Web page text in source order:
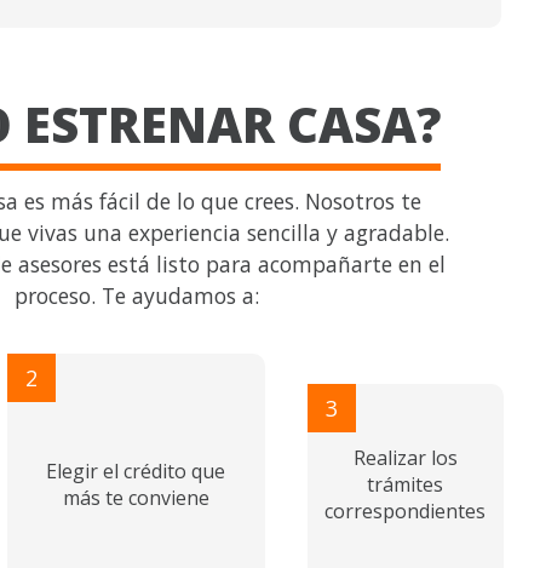
ESTRENAR CASA?
es más fácil de lo que crees. Nosotros te
vivas una experiencia sencilla y agradable.
asesores está listo para acompañarte en el
proceso. Te ayudamos a:
2
Elegir el crédito que
más te conviene
3
Realizar los
trámites
correspondientes